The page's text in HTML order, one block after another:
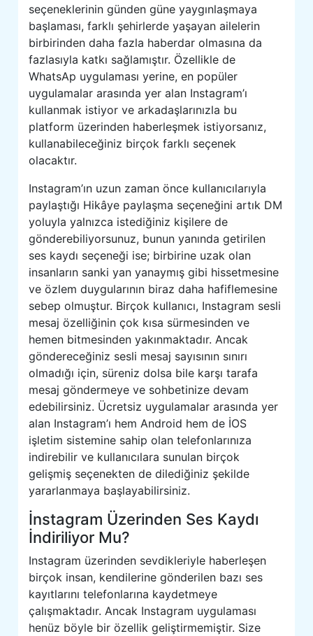
seçeneklerinin günden güne yaygınlaşmaya
başlaması, farklı şehirlerde yaşayan ailelerin
birbirinden daha fazla haberdar olmasına da
fazlasıyla katkı sağlamıştır. Özellikle de
WhatsAp uygulaması yerine, en popüler
uygulamalar arasında yer alan Instagram’ı
kullanmak istiyor ve arkadaşlarınızla bu
platform üzerinden haberleşmek istiyorsanız,
kullanabileceğiniz birçok farklı seçenek
olacaktır.
Instagram’ın uzun zaman önce kullanıcılarıyla
paylaştığı Hikâye paylaşma seçeneğini artık DM
yoluyla yalnızca istediğiniz kişilere de
gönderebiliyorsunuz, bunun yanında getirilen
ses kaydı seçeneği ise; birbirine uzak olan
insanların sanki yan yanaymış gibi hissetmesine
ve özlem duygularının biraz daha hafiflemesine
sebep olmuştur. Birçok kullanıcı, Instagram sesli
mesaj özelliğinin çok kısa sürmesinden ve
hemen bitmesinden yakınmaktadır. Ancak
göndereceğiniz sesli mesaj sayısının sınırı
olmadığı için, süreniz dolsa bile karşı tarafa
mesaj göndermeye ve sohbetinize devam
edebilirsiniz. Ücretsiz uygulamalar arasında yer
alan Instagram’ı hem Android hem de İOS
işletim sistemine sahip olan telefonlarınıza
indirebilir ve kullanıcılara sunulan birçok
gelişmiş seçenekten de dilediğiniz şekilde
yararlanmaya başlayabilirsiniz.
İnstagram Üzerinden Ses Kaydı
İndiriliyor Mu?
Instagram üzerinden sevdikleriyle haberleşen
birçok insan, kendilerine gönderilen bazı ses
kayıtlarını telefonlarına kaydetmeye
çalışmaktadır. Ancak Instagram uygulaması
henüz böyle bir özellik geliştirmemiştir. Size